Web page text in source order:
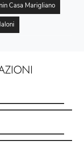
Casa Marigliano